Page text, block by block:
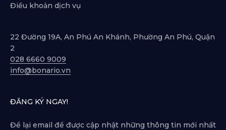
Điều khoản dịch vụ
22 Đường 19A, An Phú An Khánh, Phường An Phú, Quận
2
028 6660 9009
info@bonario.vn
ĐĂNG KÝ NGAY!
Để lại email để được cập nhật những thông tin mới nhất